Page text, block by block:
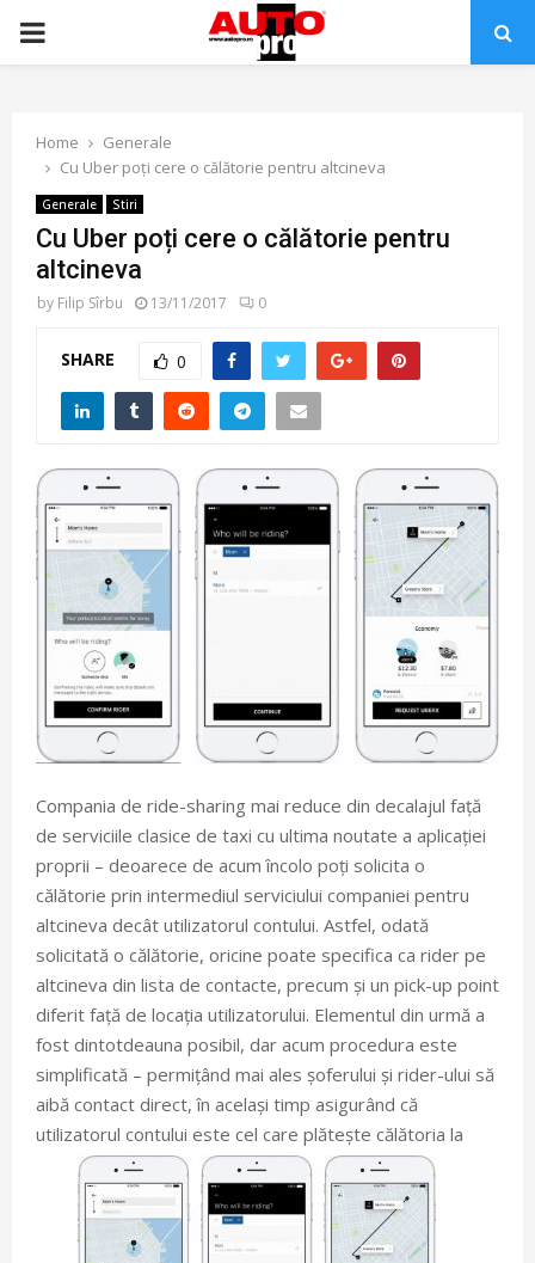
PRIMARY
Home
Generale
Cu Uber poți cere o călătorie pentru altcineva
Generale Stiri
Cu Uber poți cere o călătorie pentru
altcineva
by Filip Sîrbu 13/11/2017 0
SHARE 0
Compania de ride-sharing mai reduce din decalajul față
de serviciile clasice de taxi cu ultima noutate a aplicației
proprii – deoarece de acum încolo poți solicita o
călătorie prin intermediul serviciului companiei pentru
altcineva decât utilizatorul contului. Astfel, odată
solicitată o călătorie, oricine poate specifica ca rider pe
altcineva din lista de contacte, precum și un pick-up point
diferit față de locația utilizatorului. Elementul din urmă a
fost dintotdeauna posibil, dar acum procedura este
simplificată – permițând mai ales șoferului și rider-ului să
aibă contact direct, în același timp asigurând că
utilizatorul contului este cel care plătește călătoria la